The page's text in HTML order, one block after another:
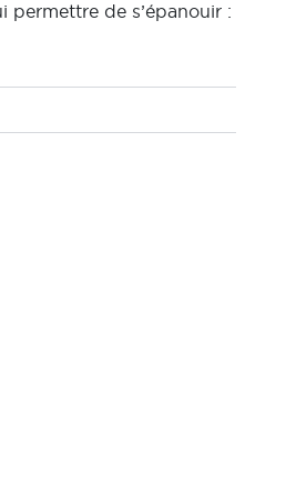
permettre de s’épanouir :